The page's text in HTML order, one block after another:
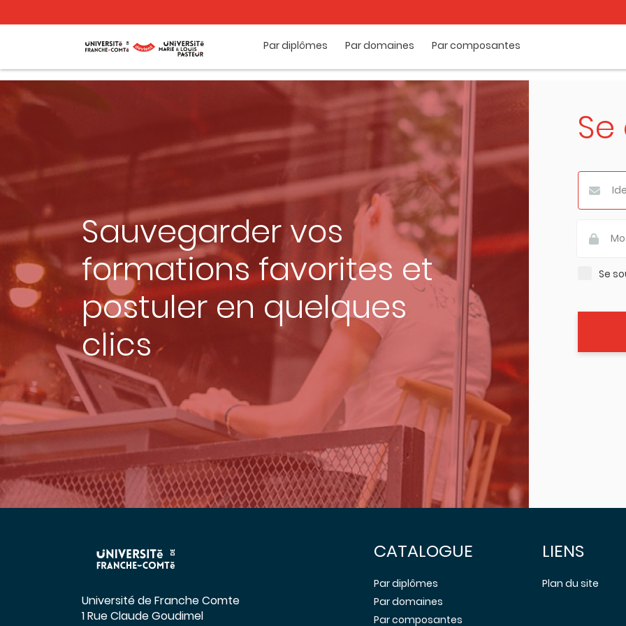
Par diplômes Par domaines Par composantes
Sauvegarder vos
formations favorites et
postuler en quelques
clics
Se
Université de Franche Comte
1 Rue Claude Goudimel
CATALOGUE
Par diplômes
Par domaines
Par composantes
LIENS
Plan du site